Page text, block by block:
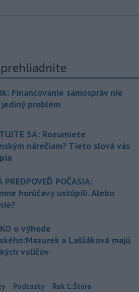
Financovanie samospráv nie
problém
SA: Rozumiete
nárečiam? Tieto slová vás
PREDPOVEĎ POČASIA:
horúčavy ustúpili. Alebo
o výhode
a Laššáková majú
voličov
Podcasty Rok Ľ.Štúra